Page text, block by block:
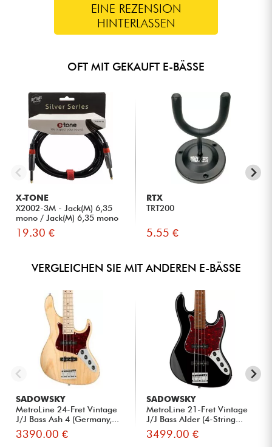
EINE REZENSION
HINTERLASSEN
OFT MIT GEKAUFT E-BÄSSE
X-TONE
X2002-3M - Jack(M) 6,35
mono / Jack(M) 6,35 mono
S...
19.30 €
RTX
TRT200
5.55 €
VERGLEICHEN SIE MIT ANDEREN E-BÄSSE
SADOWSKY
MetroLine 24-Fret Vintage
J/J Bass Ash 4 (Germany,...
3390.00 €
SADOWSKY
MetroLine 21-Fret Vintage
J/J Bass Alder (4-String...
3499.00 €